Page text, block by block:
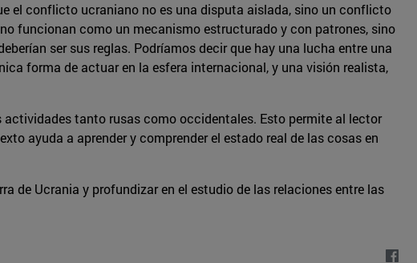
el conflicto ucraniano no es una disputa aislada, sino un conflicto
funcionan como un mecanismo estructurado y con patrones, sino
ser sus reglas. Podríamos decir que hay una lucha entre una
forma de actuar en la esfera internacional, y una visión realista,
tanto rusas como occidentales. Esto permite al lector
ayuda a aprender y comprender el estado real de las cosas en
de Ucrania y profundizar en el estudio de las relaciones entre las